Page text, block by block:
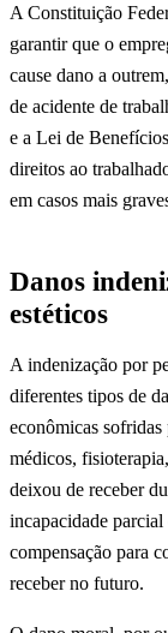
A Constituição
garantir que o
cause dano a
de acidente de
e a Lei de
direitos ao
em casos mais
Danos
estéticos
A indenização por
diferentes tipos de
econômicas
médicos,
deixou de receber
incapacidade
compensação para
receber no futuro.